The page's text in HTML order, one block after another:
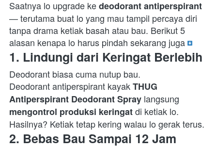
Saatnya lo upgrade ke deodorant antiperspirant
— terutama buat lo yang mau tampil percaya diri
tanpa drama ketiak basah atau bau. Berikut 5
alasan kenapa lo harus pindah sekarang juga
1. Lindungi dari Keringat Berlebih
Deodorant biasa cuma nutup bau.
Deodorant antiperspirant kayak THUG
Antiperspirant Deodorant Spray
mengontrol produksi keringat di ketiak lo.
2. Bebas Bau Sampai 12 Jam